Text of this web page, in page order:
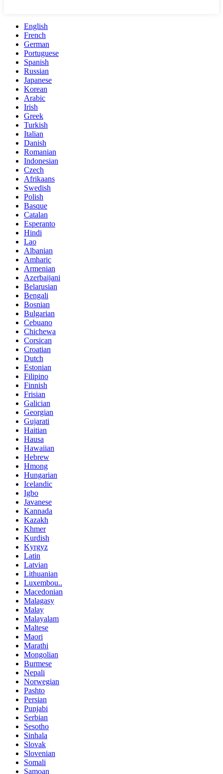
English
French
German
Portuguese
Spanish
Russian
Japanese
Korean
Arabic
Irish
Greek
Turkish
Italian
Danish
Romanian
Indonesian
Czech
Afrikaans
Swedish
Polish
Basque
Catalan
Esperanto
Hindi
Lao
Albanian
Amharic
Armenian
Azerbaijani
Belarusian
Bengali
Bosnian
Bulgarian
Cebuano
Chichewa
Corsican
Croatian
Dutch
Estonian
Filipino
Finnish
Frisian
Galician
Georgian
Gujarati
Haitian
Hausa
Hawaiian
Hebrew
Hmong
Hungarian
Icelandic
Igbo
Javanese
Kannada
Kazakh
Khmer
Kurdish
Kyrgyz
Latin
Latvian
Lithuanian
Luxembou..
Macedonian
Malagasy
Malay
Malayalam
Maltese
Maori
Marathi
Mongolian
Burmese
Nepali
Norwegian
Pashto
Persian
Punjabi
Serbian
Sesotho
Sinhala
Slovak
Slovenian
Somali
Samoan